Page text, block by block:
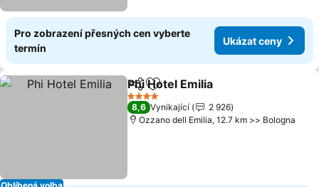
Pro zobrazení přesných cen vyberte
termín
Ukázat ceny
SdíletPřidat na seznam oblíbených
Phi Hotel Emilia
4 Počet hvězdiček
8,6 Vynikající
2 926
Ozzano dell Emilia, 12.7 km >> Bologna